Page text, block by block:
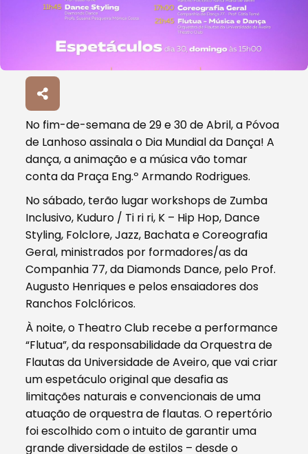
Filtros
No fim-de-semana de 29 e 30 de Abril, a Póvoa
de Lanhoso assinala o Dia Mundial da Dança! A
dança, a animação e a música vão tomar
conta da Praça Eng.º Armando Rodrigues.
No sábado, terão lugar workshops de Zumba
Inclusivo, Kuduro / Ti ri ri, K – Hip Hop, Dance
Styling, Folclore, Jazz, Bachata e Coreografia
Geral, ministrados por formadores/as da
Companhia 77, da Diamonds Dance, pelo Prof.
Augusto Henriques e pelos ensaiadores dos
Ranchos Folclóricos.
À noite, o Theatro Club recebe a performance
“Flutua”, da responsabilidade da Orquestra de
Flautas da Universidade de Aveiro, que vai criar
um espetáculo original que desafia as
limitações naturais e convencionais de uma
atuação de orquestra de flautas. O repertório
foi escolhido com o intuito de garantir uma
grande diversidade de estilos – desde o